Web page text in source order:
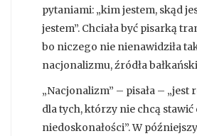
pytaniami: „kim jestem, skąd
jestem”. Chciała być pisarką
bo niczego nie nienawidziła
nacjonalizmu, źródła
„Nacjonalizm” – pisała – „jest
dla tych, którzy nie chcą stawić
niedoskonałości”. W